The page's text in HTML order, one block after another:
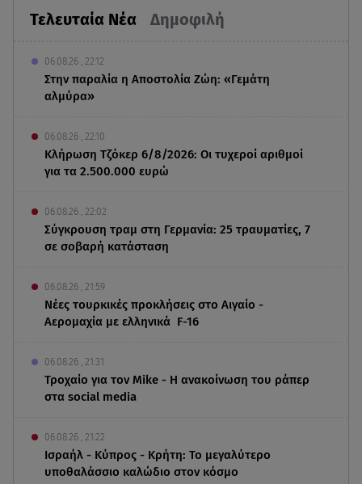
Τελευταία Νέα Δημοφιλή
06.08.26 , 22:12
Στην παραλία η Αποστολία Ζώη: «Γεμάτη
αλμύρα»
06.08.26 , 22:10
Κλήρωση Τζόκερ 6/8/2026: Οι τυχεροί αριθμοί
για τα 2.500.000 ευρώ
06.08.26 , 22:02
Σύγκρουση τραμ στη Γερμανία: 25 τραυματίες, 7
σε σοβαρή κατάσταση
06.08.26 , 21:59
Νέες τουρκικές προκλήσεις στο Αιγαίο -
Αερομαχία με ελληνικά F-16
06.08.26 , 21:31
Τροχαίο για τον Mike - Η ανακοίνωση του ράπερ
στα social media
06.08.26 , 21:22
Ισραήλ - Κύπρος - Κρήτη: Το μεγαλύτερο
υποθαλάσσιο καλώδιο στον κόσμο